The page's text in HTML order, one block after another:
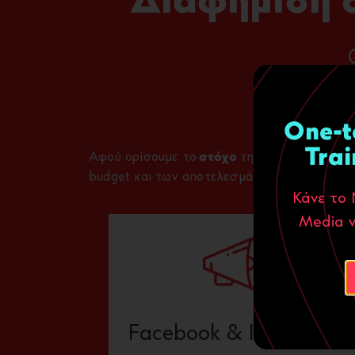
Αφού ορίσουμε το στόχο της επιχείρησης
budget και των αποτελεσμάτων και τη
Facebook & Instagram
One-
Κάνε το
Media